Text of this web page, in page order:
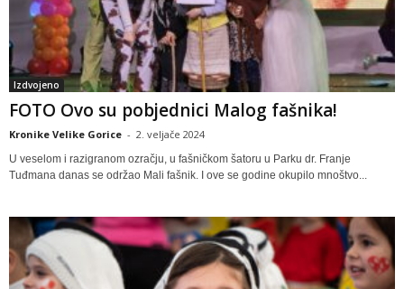
Izdvojeno
FOTO Ovo su pobjednici Malog fašnika!
Kronike Velike Gorice - 2. veljače 2024
U veselom i razigranom ozračju, u fašničkom šatoru u Parku dr. Franje
Tuđmana danas se održao Mali fašnik. I ove se godine okupilo mnoštvo...